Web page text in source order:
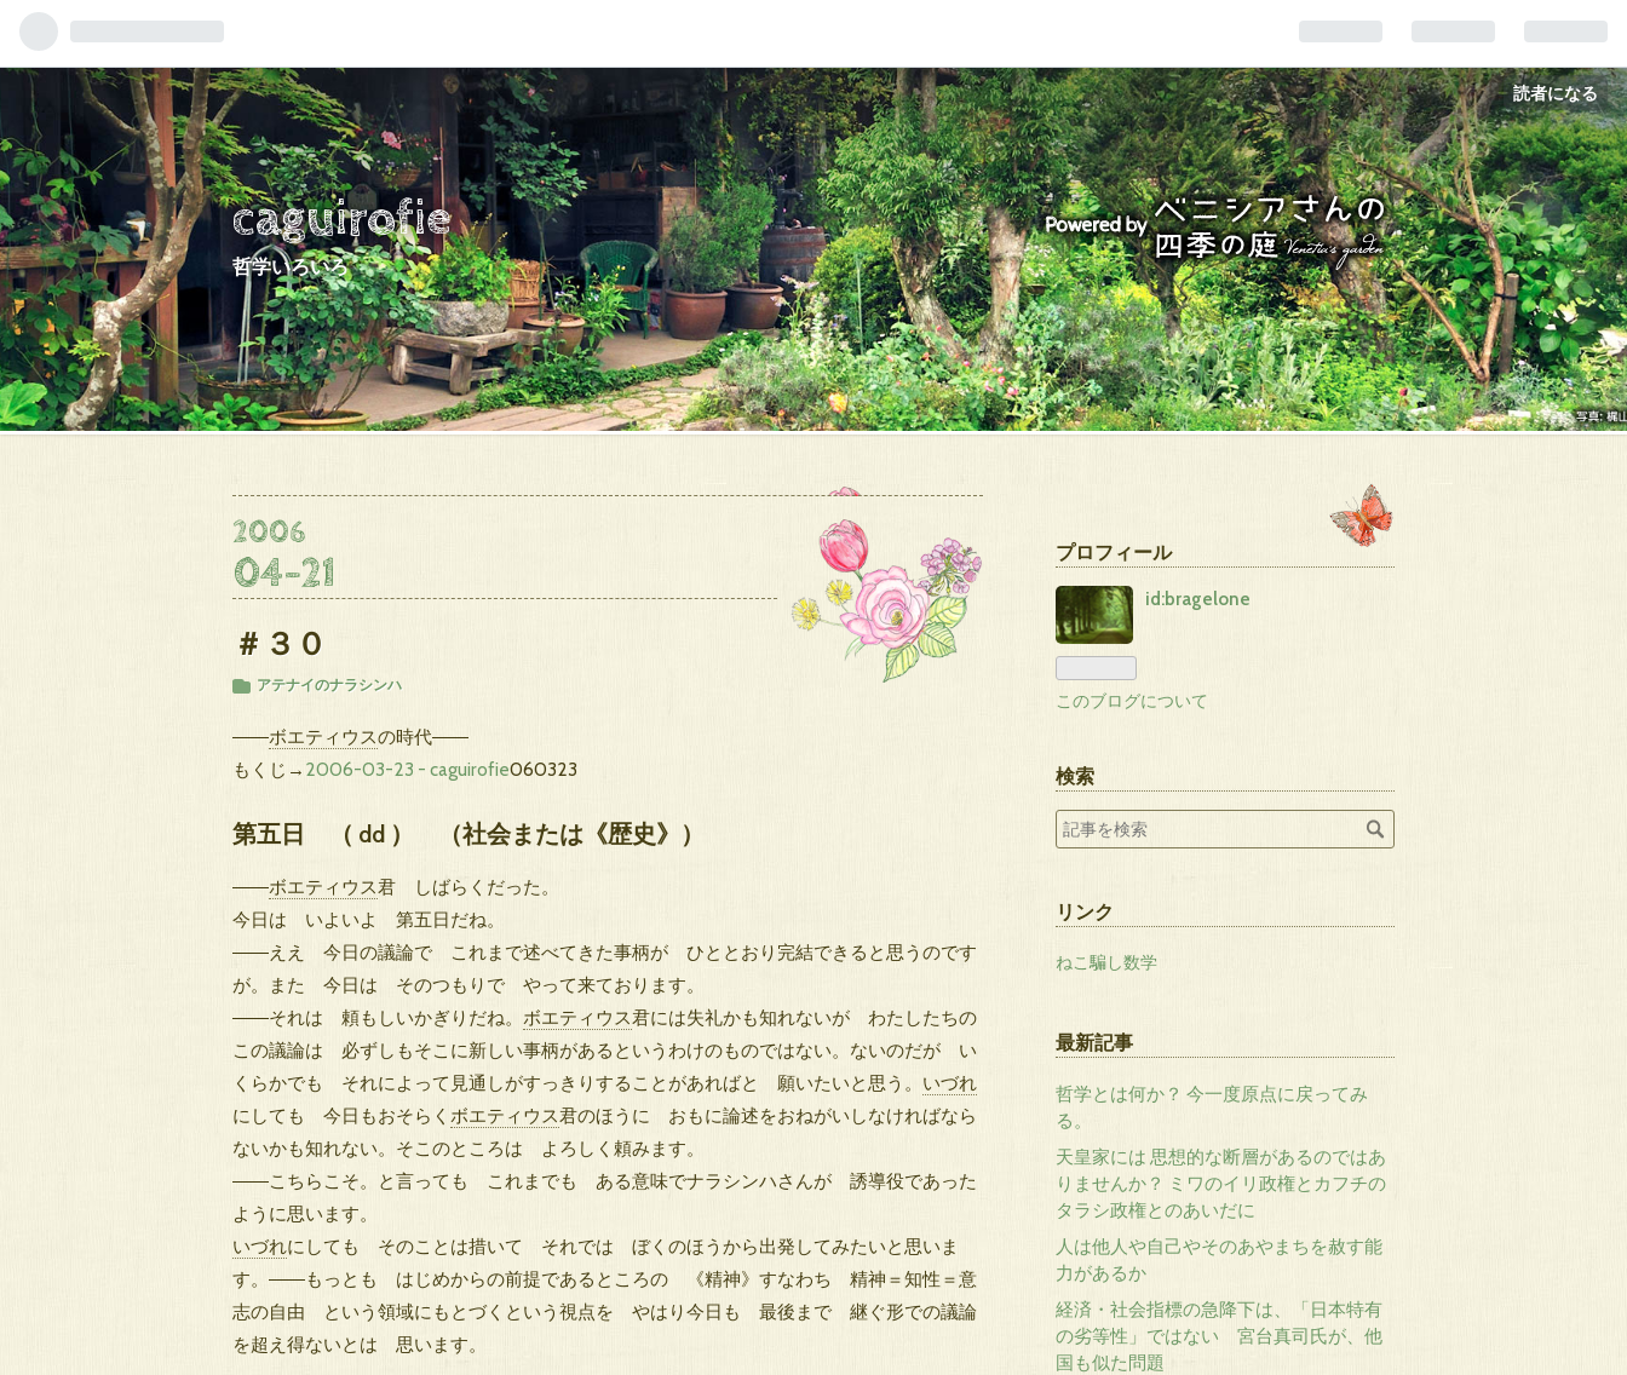
読者になる
caguirofie
哲学いろいろ
2006
04-21
＃３０
アテナイのナラシンハ
――ボエティウスの時代――
もくじ→ 2006-03-23 - caguirofie060323
第五日 （ dd ） （社会または《歴史》）
――ボエティウス君 しばらくだった。
今日は いよいよ 第五日だね。
――ええ 今日の議論で これまで述べてきた事柄が ひととおり完結できると思うのです
が。また 今日は そのつもりで やって来ております。
――それは 頼もしいかぎりだね。 ボエティウス君には失礼かも知れないが わたしたちの
この議論は 必ずしもそこに新しい事柄があるというわけのものではない。ないのだが い
くらかでも それによって見通しがすっきりすることがあればと 願いたいと思う。 いづれ
にしても 今日もおそらく ボエティウス君のほうに おもに論述をおねがいしなければなら
ないかも知れない。そこのところは よろしく頼みます。
――こちらこそ。と言っても これまでも ある意味でナラシンハさんが 誘導役であった
ように思います。
いづれにしても そのことは措いて それでは ぼくのほうから出発してみたいと思いま
す。――もっとも はじめからの前提であるところの 《精神》すなわち 精神＝知性＝意
志の自由 という領域にもとづくという視点を やはり今日も 最後まで 継ぐ形での議論
を超え得ないとは 思います。
プロフィール
id:bragelone
このブログについて
検索
リンク
ねこ騙し数学
最新記事
哲学とは何か？ 今一度原点に戻ってみ
る。
天皇家には 思想的な断層があるのではあ
りませんか？ ミワのイリ政権とカフチの
タラシ政権とのあいだに
人は他人や自己やそのあやまちを赦す能
力があるか
経済・社会指標の急降下は、「日本特有
の劣等性」ではない 宮台真司氏が、他
国も似た問題